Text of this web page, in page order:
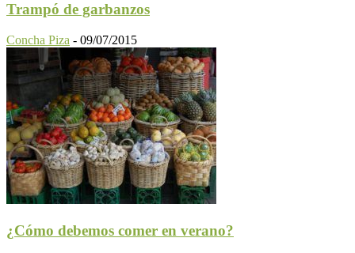
Trampó de garbanzos
Concha Piza - 09/07/2015
¿Cómo debemos comer en verano?